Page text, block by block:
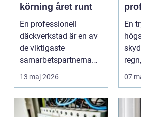
körning året runt
En professionell
däckverkstad är en av
de viktigaste
samarbetspartnerna
för alla som ...
13 maj 2026
En
och
07